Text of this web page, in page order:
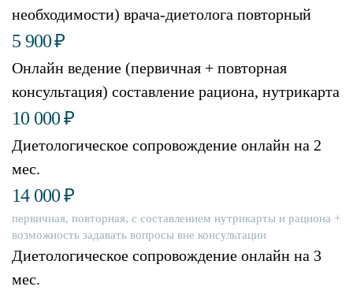
необходимости) врача-диетолога повторный
5 900₽
Онлайн ведение (первичная + повторная
консультация) составление рациона, нутрикарта
10 000₽
Диетологическое сопровождение онлайн на 2
мес.
14 000₽
первичная, повторная, с составлением нутрикарты и рациона +
возможность задавать вопросы вне консультации
Диетологическое сопровождение онлайн на 3
мес.